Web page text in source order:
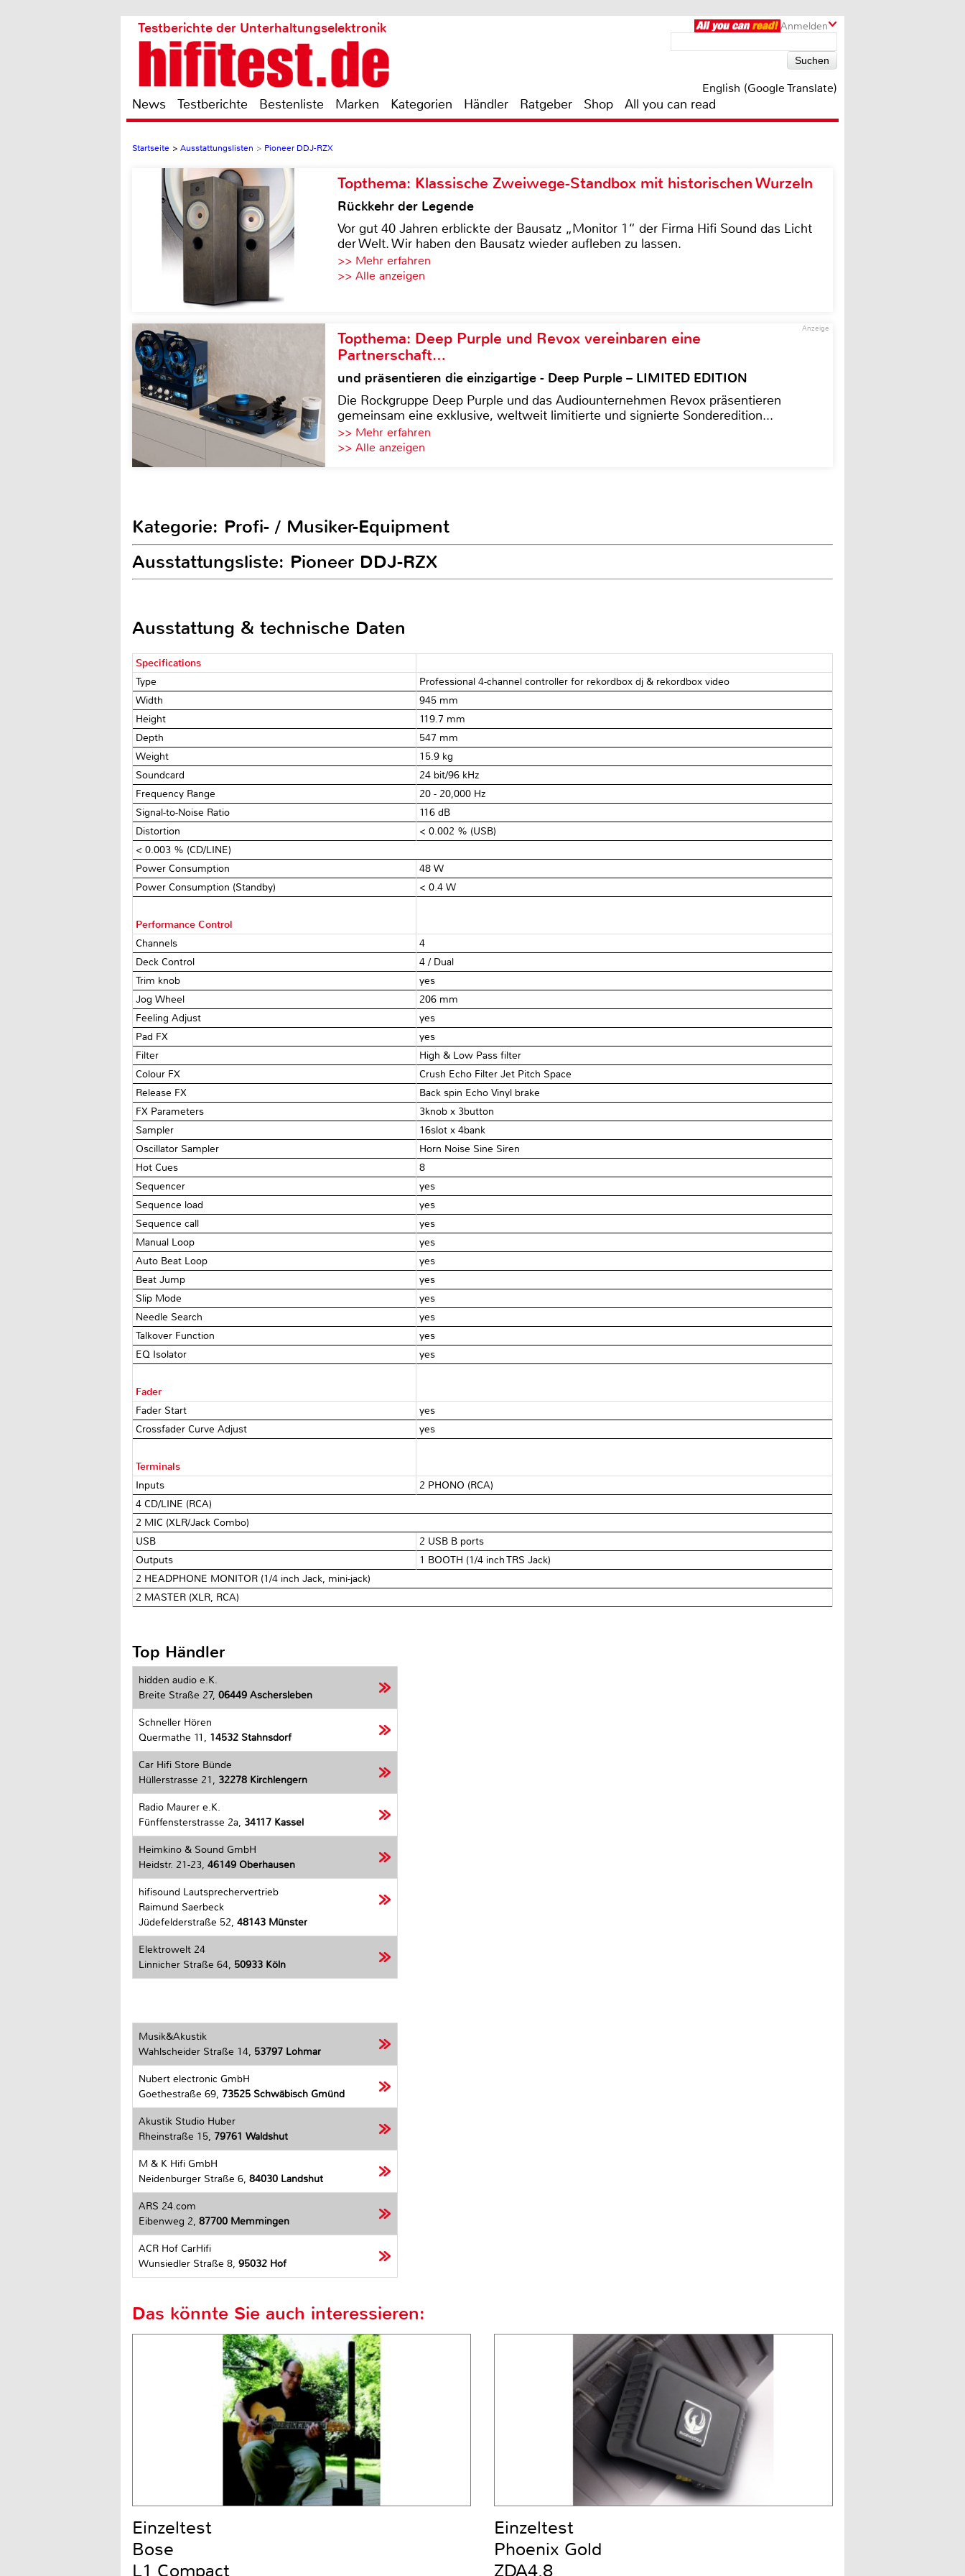
Anmelden
Testberichte der Unterhaltungselektronik
English (Google Translate)
News Testberichte Bestenliste Marken Kategorien Händler Ratgeber Shop All you can read
Startseite > Ausstattungslisten > Pioneer DDJ-RZX
Topthema: Klassische Zweiwege-Standbox mit historischen Wurzeln
Rückkehr der Legende
Vor gut 40 Jahren erblickte der Bausatz „Monitor 1“ der Firma Hifi Sound das Licht
der Welt. Wir haben den Bausatz wieder aufleben zu lassen.
>> Mehr erfahren
>> Alle anzeigen
Anzeige
Topthema: Deep Purple und Revox vereinbaren eine
Partnerschaft…
und präsentieren die einzigartige - Deep Purple – LIMITED EDITION
Die Rockgruppe Deep Purple und das Audiounternehmen Revox präsentieren
gemeinsam eine exklusive, weltweit limitierte und signierte Sonderedition...
>> Mehr erfahren
>> Alle anzeigen
Kategorie: Profi- / Musiker-Equipment
Ausstattungsliste: Pioneer DDJ-RZX
Ausstattung & technische Daten
Specifications
Type
Professional 4-channel controller for rekordbox dj & rekordbox video
Width
945 mm
Height
119.7 mm
Depth
547 mm
Weight
15.9 kg
Soundcard
24 bit/96 kHz
Frequency Range
20 - 20,000 Hz
Signal-to-Noise Ratio
116 dB
Distortion
< 0.002 % (USB)
< 0.003 % (CD/LINE)
Power Consumption
48 W
Power Consumption (Standby)
< 0.4 W
Performance Control
Channels
4
Deck Control
4 / Dual
Trim knob
yes
Jog Wheel
206 mm
Feeling Adjust
yes
Pad FX
yes
Filter
High & Low Pass filter
Colour FX
Crush Echo Filter Jet Pitch Space
Release FX
Back spin Echo Vinyl brake
FX Parameters
3knob x 3button
Sampler
16slot x 4bank
Oscillator Sampler
Horn Noise Sine Siren
Hot Cues
8
Sequencer
yes
Sequence load
yes
Sequence call
yes
Manual Loop
yes
Auto Beat Loop
yes
Beat Jump
yes
Slip Mode
yes
Needle Search
yes
Talkover Function
yes
EQ Isolator
yes
Fader
Fader Start
yes
Crossfader Curve Adjust
yes
Terminals
Inputs
2 PHONO (RCA)
4 CD/LINE (RCA)
2 MIC (XLR/Jack Combo)
USB
2 USB B ports
Outputs
1 BOOTH (1/4 inch TRS Jack)
2 HEADPHONE MONITOR (1/4 inch Jack, mini-jack)
2 MASTER (XLR, RCA)
Top Händler
hidden audio e.K.
Breite Straße 27, 06449 Aschersleben
Schneller Hören
Quermathe 11, 14532 Stahnsdorf
Car Hifi Store Bünde
Hüllerstrasse 21, 32278 Kirchlengern
Radio Maurer e.K.
Fünffensterstrasse 2a, 34117 Kassel
Heimkino & Sound GmbH
Heidstr. 21-23, 46149 Oberhausen
hifisound Lautsprechervertrieb
Raimund Saerbeck
Jüdefelderstraße 52, 48143 Münster
Elektrowelt 24
Linnicher Straße 64, 50933 Köln
Musik&Akustik
Wahlscheider Straße 14, 53797 Lohmar
Nubert electronic GmbH
Goethestraße 69, 73525 Schwäbisch Gmünd
Akustik Studio Huber
Rheinstraße 15, 79761 Waldshut
M & K Hifi GmbH
Neidenburger Straße 6, 84030 Landshut
ARS 24.com
Eibenweg 2, 87700 Memmingen
ACR Hof CarHifi
Wunsiedler Straße 8, 95032 Hof
Das könnte Sie auch interessieren:
Einzeltest
Bose
L1 Compact
Einzeltest
Phoenix Gold
ZDA4.8